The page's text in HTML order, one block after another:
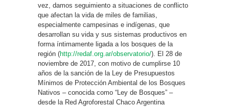
vez, damos seguimiento a situaciones de conflicto
que afectan la vida de miles de familias,
especialmente campesinas e indígenas, que
desarrollan su vida y sus sistemas productivos en
forma íntimamente ligada a los bosques de la
región (http://redaf.org.ar/observatorio/). El 28 de
noviembre de 2017, con motivo de cumplirse 10
años de la sanción de la Ley de Presupuestos
Mínimos de Protección Ambiental de los Bosques
Nativos – conocida como “Ley de Bosques” –
desde la Red Agroforestal Chaco Argentina